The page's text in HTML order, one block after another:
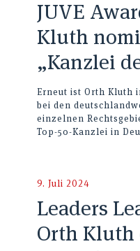
JUVE
Kluth
„Kanzlei
Erneut ist Orth Kluth
bei den
einzelnen
Top-50-Kanzlei in
9. Juli 2024
Leaders
Orth